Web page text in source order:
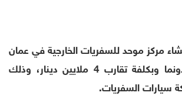
مركز موحد للسفريات الخارجية في عمان
على مساحة 22 دونما وبكلفة تقارب 4 ملايين دينار، وذلك
سيارات السفريات.